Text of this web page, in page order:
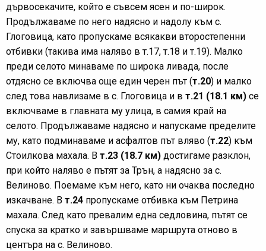
дървосекачите, който е съвсем ясен и по-широк.
Продължаваме по него надясно и надолу към с.
Глоговица, като пропускаме всякакви второстепенни
отбивки (такива има наляво в т.17, т.18 и т.19). Малко
преди селото минаваме по широка ливада, после
отдясно се включва още един черен път (т.20) и малко
след това навлизаме в с. Глоговица и в т.21 (18.1 км) се
включваме в главната му улица, в самия край на
селото. Продължаваме надясно и напускаме пределите
му, като подминаваме и асфалтов път вляво (т.22) към
Стоилкова махала. В т.23 (18.7 км) достигаме разклон,
при който наляво е пътят за Трън, а надясно за с.
Велиново. Поемаме към него, като ни очаква последно
изкачване. В т.24 пропускаме отбивка към Петрина
махала. След като превалим една седловина, пътят се
спуска за кратко и завършваме маршрута отново в
центъра на с. Велиново.